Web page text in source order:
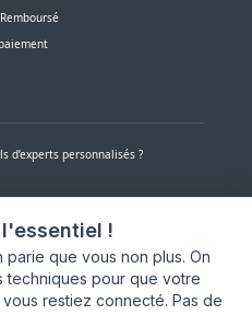
!
que vous non plus. On
techniques pour que votre
restiez connecté. Pas de
d’experts personnalisés ?
du lundi au vendredi de 7h30 à 16h